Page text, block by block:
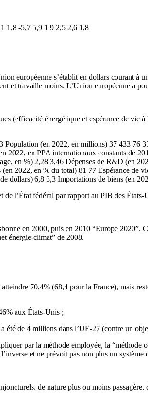
1,8 -5,7 5,9 1,9 2,5 2,6 1,8
européenne s’établit en dollars courant
et travaille moins. L’Union européenne a
(efficacité énergétique et espérance de vie
(en 2022, en millions) 37 433 76
2022, en PPA internationaux constants de
en %) 2,28 3,46 Dépenses de R&D (en
2022, en % du total) 81 77 Espérance de
dollars) 6,8 3,3 Importations de biens (en
l’État fédéral par rapport au PIB des
en 2000, puis en 2010 “Europe
énergie-climat” de 2008.
70,4% (68,4 pour la France), mais
aux États-Unis ;
été de 4 millions dans l’UE-27 (contre un
par la méthode employée, la
et ne prévoit pas non plus un
de nature plus ou moins